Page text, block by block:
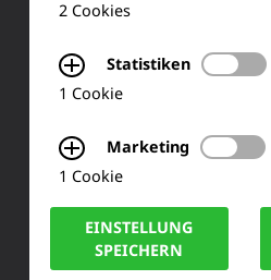
Siemensstraße
Tel.: +49 (0)
2 Cookies
Statistiken
1 Cookie
Marketing
1 Cookie
EINSTELLUNG
SPEICHERN